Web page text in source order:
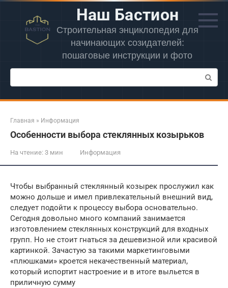
Перейти
контенту
Наш Бастион
Строительная энциклопедия для
начинающих созидателей:
пошаговые инструкции и фото
Поиск:
Главная » Информация
Особенности выбора стеклянных козырьков
На чтение: 3 мин Информация
Чтобы выбранный стеклянный козырек прослужил как
можно дольше и имел привлекательный внешний вид,
следует подойти к процессу выбора основательно.
Сегодня довольно много компаний занимается
изготовлением стеклянных конструкций для входных
групп. Но не стоит гнаться за дешевизной или красивой
картинкой. Зачастую за такими маркетинговыми
«плюшками» кроется некачественный материал,
который испортит настроение и в итоге выльется в
приличную сумму